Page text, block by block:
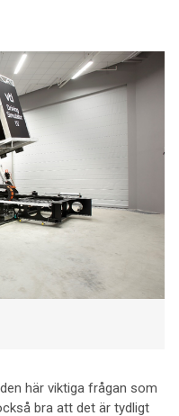
här viktiga frågan som
bra att det är tydligt